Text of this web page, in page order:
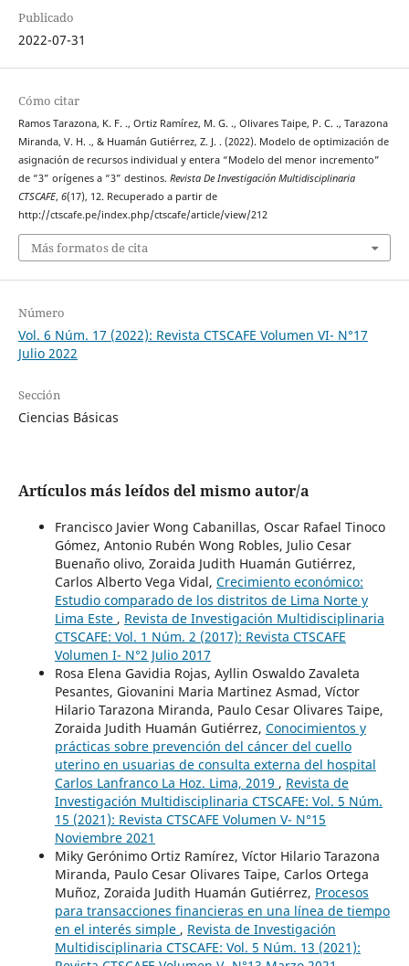
Publicado
2022-07-31
Cómo citar
Ramos Tarazona, K. F. ., Ortiz Ramírez, M. G. ., Olivares Taipe, P. C. ., Tarazona
Miranda, V. H. ., & Huamán Gutiérrez, Z. J. . (2022). Modelo de optimización de
asignación de recursos individual y entera “Modelo del menor incremento”
de “3” orígenes a “3” destinos. Revista De Investigación Multidisciplinaria
CTSCAFE, 6(17), 12. Recuperado a partir de
http://ctscafe.pe/index.php/ctscafe/article/view/212
Más formatos de cita
Número
Vol. 6 Núm. 17 (2022): Revista CTSCAFE Volumen VI- N°17
Julio 2022
Sección
Ciencias Básicas
Artículos más leídos del mismo autor/a
Francisco Javier Wong Cabanillas, Oscar Rafael Tinoco
Gómez, Antonio Rubén Wong Robles, Julio Cesar
Buenaño olivo, Zoraida Judith Huamán Gutiérrez,
Carlos Alberto Vega Vidal, Crecimiento económico:
Estudio comparado de los distritos de Lima Norte y
Lima Este , Revista de Investigación Multidisciplinaria
CTSCAFE: Vol. 1 Núm. 2 (2017): Revista CTSCAFE
Volumen I- N°2 Julio 2017
Rosa Elena Gavidia Rojas, Ayllin Oswaldo Zavaleta
Pesantes, Giovanini Maria Martinez Asmad, Víctor
Hilario Tarazona Miranda, Paulo Cesar Olivares Taipe,
Zoraida Judith Huamán Gutiérrez, Conocimientos y
prácticas sobre prevención del cáncer del cuello
uterino en usuarias de consulta externa del hospital
Carlos Lanfranco La Hoz. Lima, 2019 , Revista de
Investigación Multidisciplinaria CTSCAFE: Vol. 5 Núm.
15 (2021): Revista CTSCAFE Volumen V- N°15
Noviembre 2021
Miky Gerónimo Ortiz Ramírez, Víctor Hilario Tarazona
Miranda, Paulo Cesar Olivares Taipe, Carlos Ortega
Muñoz, Zoraida Judith Huamán Gutiérrez, Procesos
para transacciones financieras en una línea de tiempo
en el interés simple , Revista de Investigación
Multidisciplinaria CTSCAFE: Vol. 5 Núm. 13 (2021):